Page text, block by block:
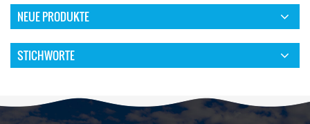
NEUE PRODUKTE
STICHWORTE